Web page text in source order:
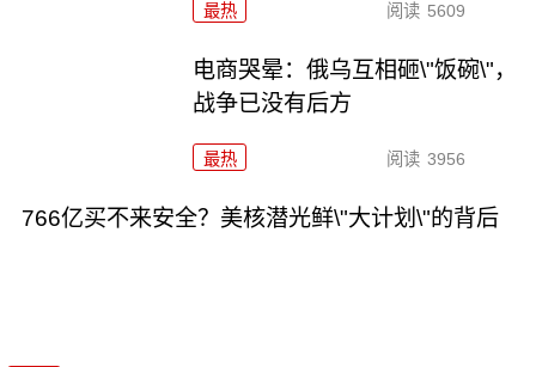
最热 阅读 5609
电商哭晕：俄乌互相砸\"饭碗\"，
战争已没有后方
最热 阅读 3956
766亿买不来安全？美核潜光鲜\"大计划\"的背后